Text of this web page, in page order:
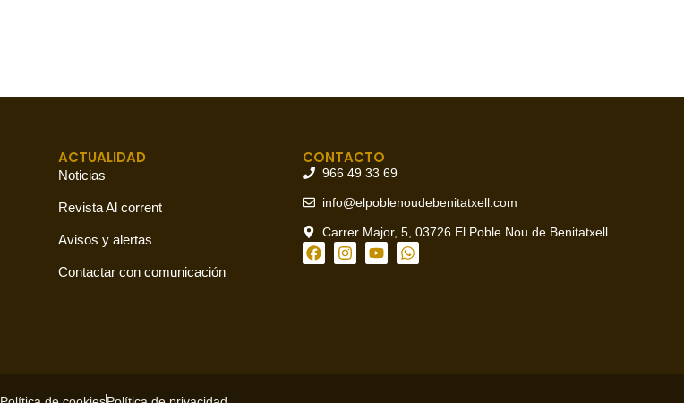
ACTUALIDAD
Noticias
Revista Al corrent
Avisos y alertas
Contactar con comunicación
CONTACTO
966 49 33 69
info@elpoblenoudebenitatxell.com
Carrer Major, 5, 03726 El Poble Nou de Benitatxell